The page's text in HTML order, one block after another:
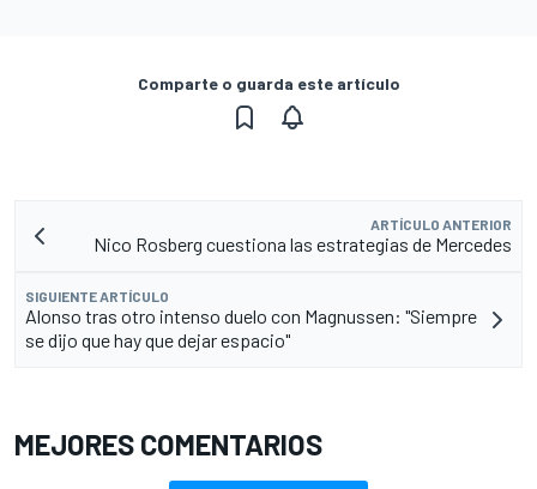
Comparte o guarda este artículo
ARTÍCULO ANTERIOR
Nico Rosberg cuestiona las estrategias de Mercedes
SIGUIENTE ARTÍCULO
Alonso tras otro intenso duelo con Magnussen: "Siempre
se dijo que hay que dejar espacio"
MEJORES COMENTARIOS